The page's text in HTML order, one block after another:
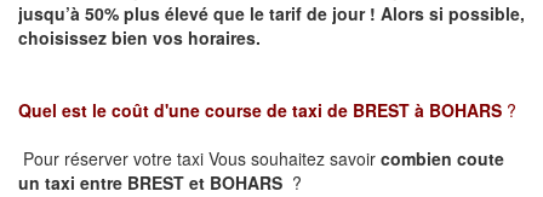
jusqu’à 50% plus élevé que le tarif de jour ! Alors si possible,
choisissez bien vos horaires.
Quel est le coût d'une course de taxi de BREST à BOHARS ?
Pour réserver votre taxi Vous souhaitez savoir combien coute
un taxi entre BREST et BOHARS ?